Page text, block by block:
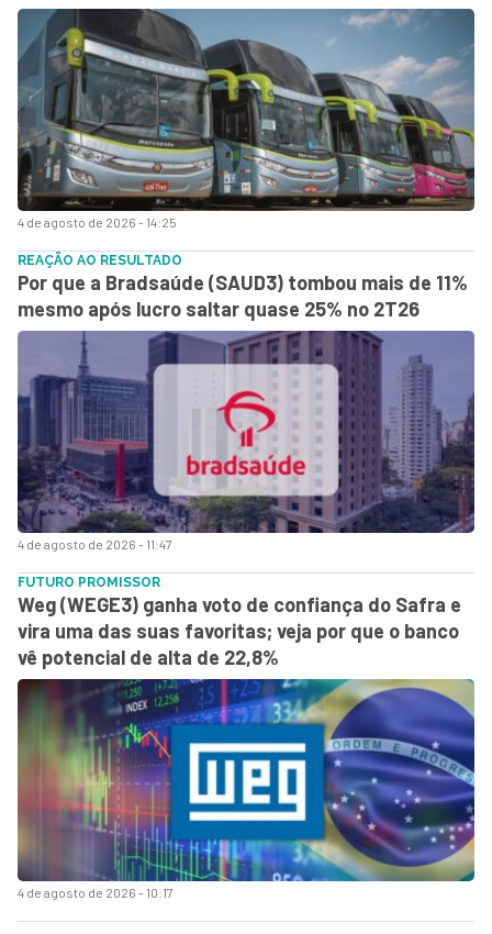
4 de agosto de 2026 - 14:25
4 de agosto de 2026 - 11:47
REAÇÃO AO RESULTADO
Por que a Bradsaúde (SAUD3) tombou mais de 11%
mesmo após lucro saltar quase 25% no 2T26
4 de agosto de 2026 - 10:17
FUTURO PROMISSOR
Weg (WEGE3) ganha voto de confiança do Safra e
vira uma das suas favoritas; veja por que o banco
vê potencial de alta de 22,8%